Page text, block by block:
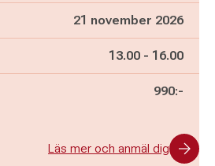
21 november 2026
Pågår mellan
13.00 - och
16.00
990:-
Läs mer och anmäl dig